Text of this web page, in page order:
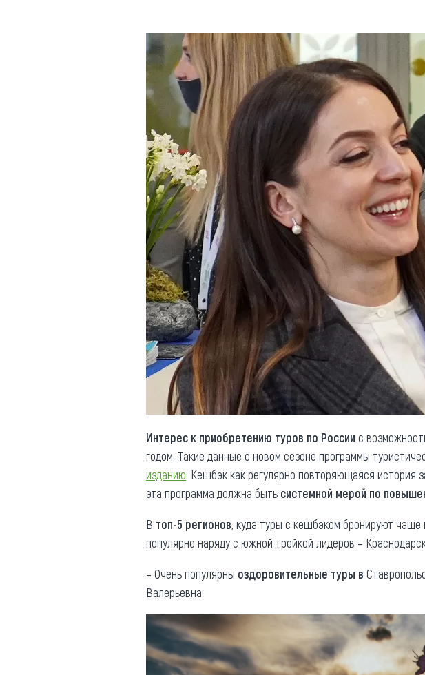
Придорожные кафе
Новости
Что привезти
Другие рубрики
Реестр туроператоров
Реестр туристических
агентств Алтайского края
Обращения граждан
Противодействие коррупции
Интерес к приобретению туров по России с
годом. Такие данные о новом сезоне программы
изданию. Кешбэк как регулярно повторяющаяся история
эта программа должна быть системной мерой по
В топ-5 регионов, куда туры с кешбэком бронируют чаще
популярно наряду с южной тройкой лидеров –
– Очень популярны оздоровительные туры в
Валерьевна.